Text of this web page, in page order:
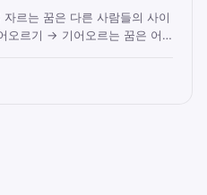
르는 꿈은 다른 사람들의 사이
오르기 → 기어오르는 꿈은 어